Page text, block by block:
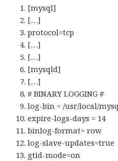
[mysql]
[…]
protocol=tcp
[…]
[…]
[mysqld]
[…]
# BINARY LOGGING #
log-bin = /usr/local/
expire-logs-days = 14
binlog-format= row
log-slave-updates=true
gtid-mode=on